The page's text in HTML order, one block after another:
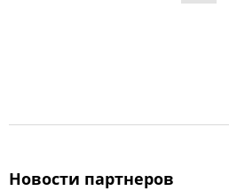
Новости партнеров